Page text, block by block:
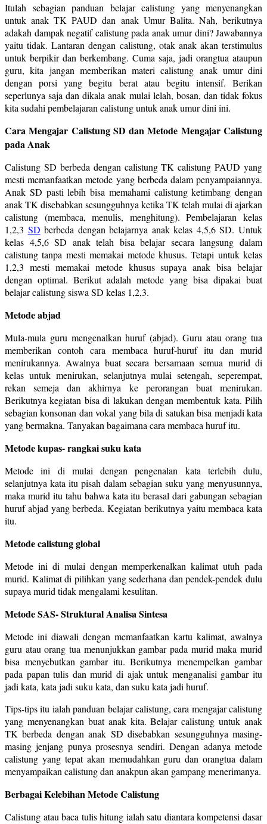
Itulah sebagian panduan belajar calistung yang menyenangkan
untuk anak TK PAUD dan anak Umur Balita. Nah, berikutnya
adakah dampak negatif calistung pada anak umur dini? Jawabannya
yaitu tidak. Lantaran dengan calistung, otak anak akan terstimulus
untuk berpikir dan berkembang. Cuma saja, jadi orangtua ataupun
guru, kita jangan memberikan materi calistung anak umur dini
dengan porsi yang begitu berat atau begitu intensif. Berikan
seperlunya saja dan dikala anak mulai lelah, bosan, dan tidak fokus
kita sudahi pembelajaran calistung untuk anak umur dini ini.
Cara Mengajar Calistung SD dan Metode Mengajar Calistung
pada Anak
Calistung SD berbeda dengan calistung TK calistung PAUD yang
mesti memanfaatkan metode yang berbeda dalam penyampaiannya.
Anak SD pasti lebih bisa memahami calistung ketimbang dengan
anak TK disebabkan sesungguhnya ketika TK telah mulai di ajarkan
calistung (membaca, menulis, menghitung). Pembelajaran kelas
1,2,3 SD berbeda dengan belajarnya anak kelas 4,5,6 SD. Untuk
kelas 4,5,6 SD anak telah bisa belajar secara langsung dalam
calistung tanpa mesti memakai metode khusus. Tetapi untuk kelas
1,2,3 mesti memakai metode khusus supaya anak bisa belajar
dengan optimal. Berikut adalah metode yang bisa dipakai buat
belajar calistung siswa SD kelas 1,2,3.
Metode abjad
Mula-mula guru mengenalkan huruf (abjad). Guru atau orang tua
memberikan contoh cara membaca huruf-huruf itu dan murid
menirukannya. Awalnya buat secara bersamaan semua murid di
kelas untuk menirukan, selanjutnya mulai setengah, seperempat,
rekan semeja dan akhirnya ke perorangan buat menirukan.
Berikutnya kegiatan bisa di lakukan dengan membentuk kata. Pilih
sebagian konsonan dan vokal yang bila di satukan bisa menjadi kata
yang bermakna. Tanyakan bagaimana cara membaca huruf itu.
Metode kupas- rangkai suku kata
Metode ini di mulai dengan pengenalan kata terlebih dulu,
selanjutnya kata itu pisah dalam sebagian suku yang menyusunnya,
maka murid itu tahu bahwa kata itu berasal dari gabungan sebagian
huruf abjad yang berbeda. Kegiatan berikutnya yaitu membaca kata
itu.
Metode calistung global
Metode ini di mulai dengan memperkenalkan kalimat utuh pada
murid. Kalimat di pilihkan yang sederhana dan pendek-pendek dulu
supaya murid tidak mengalami kesulitan.
Metode SAS- Struktural Analisa Sintesa
Metode ini diawali dengan memanfaatkan kartu kalimat, awalnya
guru atau orang tua menunjukkan gambar pada murid maka murid
bisa menyebutkan gambar itu. Berikutnya menempelkan gambar
pada papan tulis dan murid di ajak untuk menganalisi gambar itu
jadi kata, kata jadi suku kata, dan suku kata jadi huruf.
Tips-tips itu ialah panduan belajar calistung, cara mengajar calistung
yang menyenangkan buat anak kita. Belajar calistung untuk anak
TK berbeda dengan anak SD disebabkan sesungguhnya masing-
masing jenjang punya prosesnya sendiri. Dengan adanya metode
calistung yang tepat akan memudahkan guru dan orangtua dalam
menyampaikan calistung dan anakpun akan gampang menerimanya.
Berbagai Kelebihan Metode Calistung
Calistung atau baca tulis hitung ialah satu diantara kompetensi dasar